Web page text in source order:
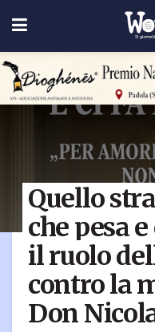
Quello
che pesa
il ruolo
contro la
Don